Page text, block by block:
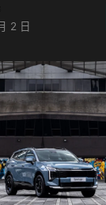
總數已突破萬輛大
灣車市 9 月進口
費者日常。 其中
車主喜愛，蟬聯
華進口休旅車榜首
6,000 名台灣車
2 日